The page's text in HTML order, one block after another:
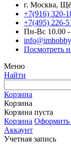
г. Москва,
+7(916) 320-
+7(495) 226-
Пн-Вс 10.00 -
Посмотреть
Меню
Найти
Корзина
Корзина
Корзина пуста
Корзина Оформить
Аккаунт
Учетная запись